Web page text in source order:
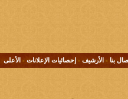
بنا - الأرشيف - إحصائيات الإعلانات - الأعلى